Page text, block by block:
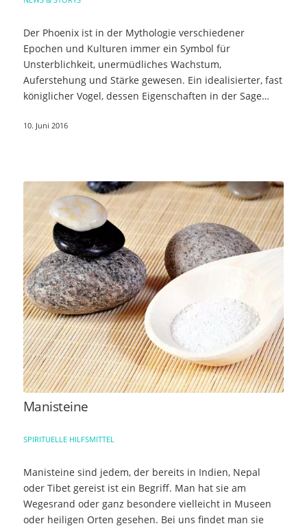
Der Phoenix ist in der Mythologie verschiedener
Epochen und Kulturen immer ein Symbol für
Unsterblichkeit, unermüdliches Wachstum,
Auferstehung und Stärke gewesen. Ein idealisierter, fast
königlicher Vogel, dessen Eigenschaften in der Sage…
10. Juni 2016
Manisteine
SPIRITUELLE HILFSMITTEL
Manisteine sind jedem, der bereits in Indien, Nepal
oder Tibet gereist ist ein Begriff. Man hat sie am
Wegesrand oder ganz besondere vielleicht in Museen
oder heiligen Orten gesehen. Bei uns findet man sie